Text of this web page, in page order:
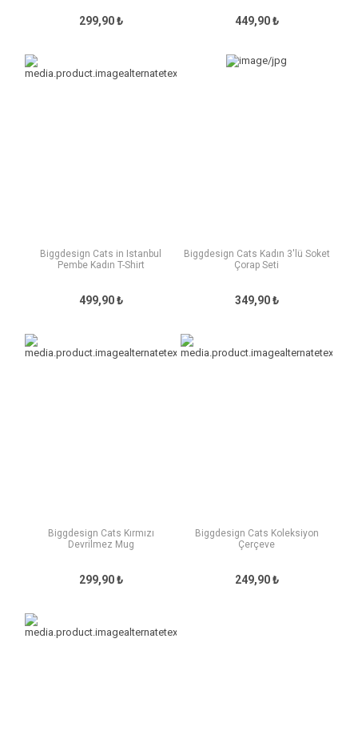
299,90 ₺ 449,90 ₺
Biggdesign Cats in Istanbul
Pembe Kadın T-Shirt
499,90 ₺
Biggdesign Cats Kadın 3'lü Soket
Çorap Seti
349,90 ₺
Biggdesign Cats Kırmızı
Devrilmez Mug
299,90 ₺
Biggdesign Cats Koleksiyon
Çerçeve
249,90 ₺